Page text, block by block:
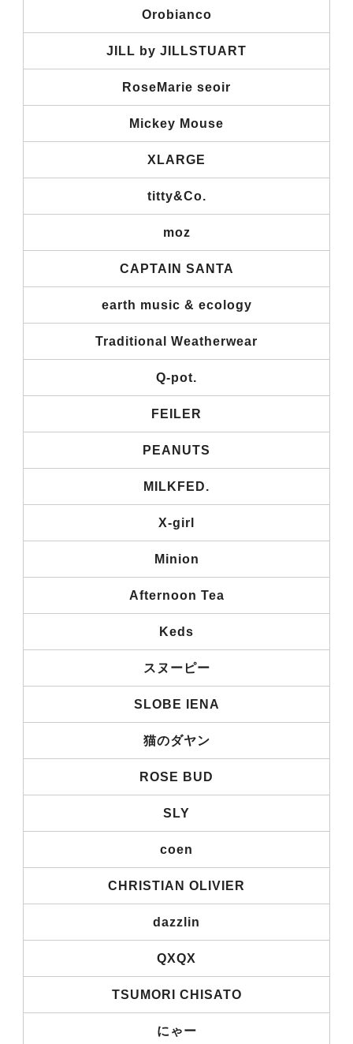
Orobianco
JILL by JILLSTUART
RoseMarie seoir
Mickey Mouse
XLARGE
titty&Co.
moz
CAPTAIN SANTA
earth music & ecology
Traditional Weatherwear
Q-pot.
FEILER
PEANUTS
MILKFED.
X-girl
Minion
Afternoon Tea
Keds
スヌーピー
SLOBE IENA
猫のダヤン
ROSE BUD
SLY
coen
CHRISTIAN OLIVIER
dazzlin
QXQX
TSUMORI CHISATO
にゃー